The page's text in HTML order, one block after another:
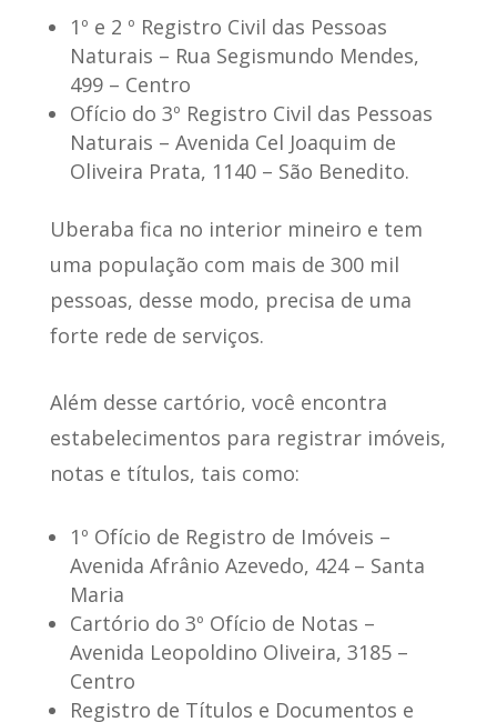
1º e 2 º Registro Civil das Pessoas
Naturais – Rua Segismundo Mendes,
499 – Centro
Ofício do 3º Registro Civil das Pessoas
Naturais – Avenida Cel Joaquim de
Oliveira Prata, 1140 – São Benedito.
Uberaba fica no interior mineiro e tem
uma população com mais de 300 mil
pessoas, desse modo, precisa de uma
forte rede de serviços.
Além desse cartório, você encontra
estabelecimentos para registrar imóveis,
notas e títulos, tais como:
1º Ofício de Registro de Imóveis –
Avenida Afrânio Azevedo, 424 – Santa
Maria
Cartório do 3º Ofício de Notas –
Avenida Leopoldino Oliveira, 3185 –
Centro
Registro de Títulos e Documentos e